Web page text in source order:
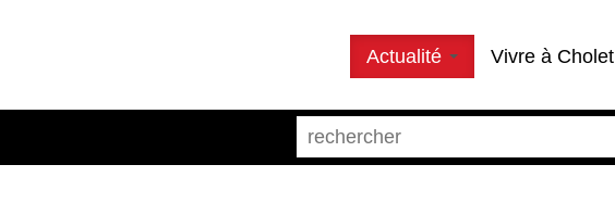
Actualité Vivre à Cholet